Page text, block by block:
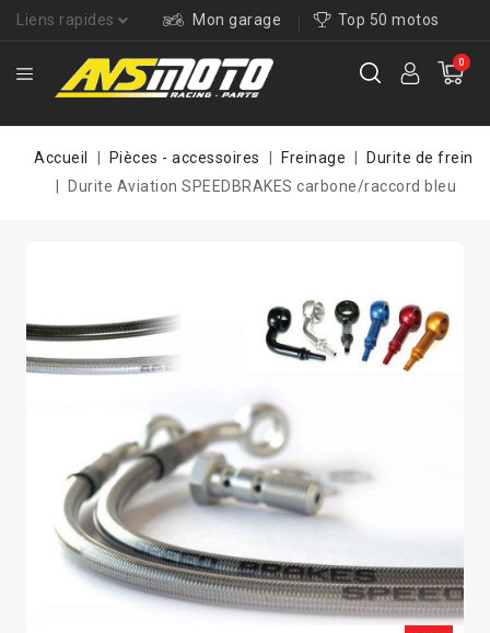
Liens rapides Mon garage Top 50 motos
0
Accueil Pièces - accessoires Freinage
Durite de frein
Durite Aviation SPEEDBRAKES carbone/raccord bleu